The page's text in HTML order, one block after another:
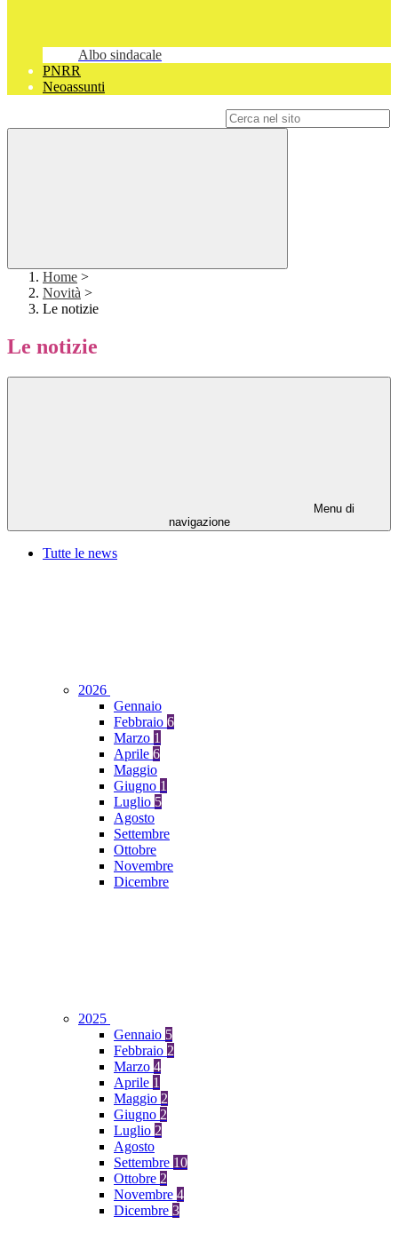
Albo sindacale
PNRR
Neoassunti
Home >
Novità >
Le notizie
Le notizie
Menu di
navigazione
Tutte le news
2026
Gennaio
Febbraio 6
Marzo 1
Aprile 6
Maggio
Giugno 1
Luglio 5
Agosto
Settembre
Ottobre
Novembre
Dicembre
2025
Gennaio 5
Febbraio 2
Marzo 4
Aprile 1
Maggio 2
Giugno 2
Luglio 2
Agosto
Settembre 10
Ottobre 2
Novembre 4
Dicembre 3